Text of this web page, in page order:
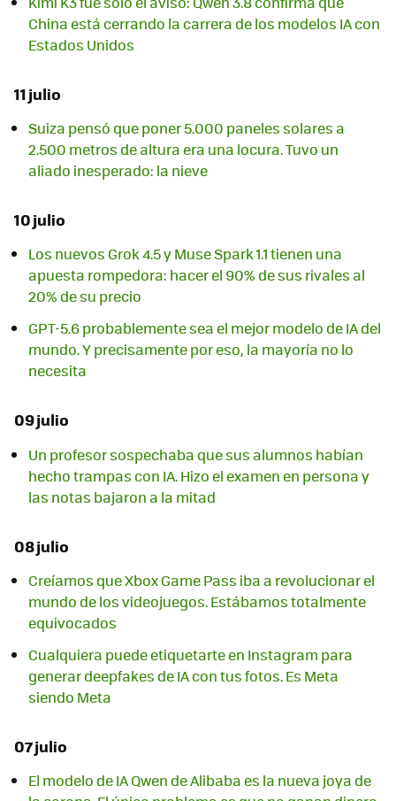
China está cerrando la carrera de los modelos IA con
Estados Unidos
11 julio
Suiza pensó que poner 5.000 paneles solares a
2.500 metros de altura era una locura. Tuvo un
aliado inesperado: la nieve
10 julio
Los nuevos Grok 4.5 y Muse Spark 1.1 tienen una
apuesta rompedora: hacer el 90% de sus rivales al
20% de su precio
GPT-5.6 probablemente sea el mejor modelo de IA del
mundo. Y precisamente por eso, la mayoría no lo
necesita
09 julio
Un profesor sospechaba que sus alumnos habían
hecho trampas con IA. Hizo el examen en persona y
las notas bajaron a la mitad
08 julio
Creíamos que Xbox Game Pass iba a revolucionar el
mundo de los videojuegos. Estábamos totalmente
equivocados
Cualquiera puede etiquetarte en Instagram para
generar deepfakes de IA con tus fotos. Es Meta
siendo Meta
07 julio
El modelo de IA Qwen de Alibaba es la nueva joya de